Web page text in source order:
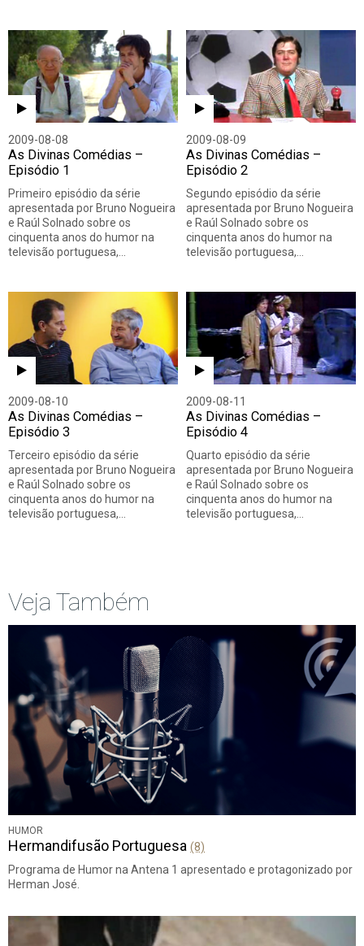
2009-08-08
As Divinas Comédias –
Episódio 1
Primeiro episódio da série
apresentada por Bruno Nogueira
e Raúl Solnado sobre os
cinquenta anos do humor na
televisão portuguesa,…
2009-08-09
As Divinas Comédias –
Episódio 2
Segundo episódio da série
apresentada por Bruno Nogueira
e Raúl Solnado sobre os
cinquenta anos do humor na
televisão portuguesa,…
2009-08-10
As Divinas Comédias –
Episódio 3
Terceiro episódio da série
apresentada por Bruno Nogueira
e Raúl Solnado sobre os
cinquenta anos do humor na
televisão portuguesa,…
2009-08-11
As Divinas Comédias –
Episódio 4
Quarto episódio da série
apresentada por Bruno Nogueira
e Raúl Solnado sobre os
cinquenta anos do humor na
televisão portuguesa,…
Veja Também
HUMOR
Hermandifusão Portuguesa (8)
Programa de Humor na Antena 1 apresentado e protagonizado por
Herman José.